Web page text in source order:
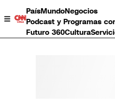
PaísMundoNegocios
Podcast y Programas
Futuro 360Cultura